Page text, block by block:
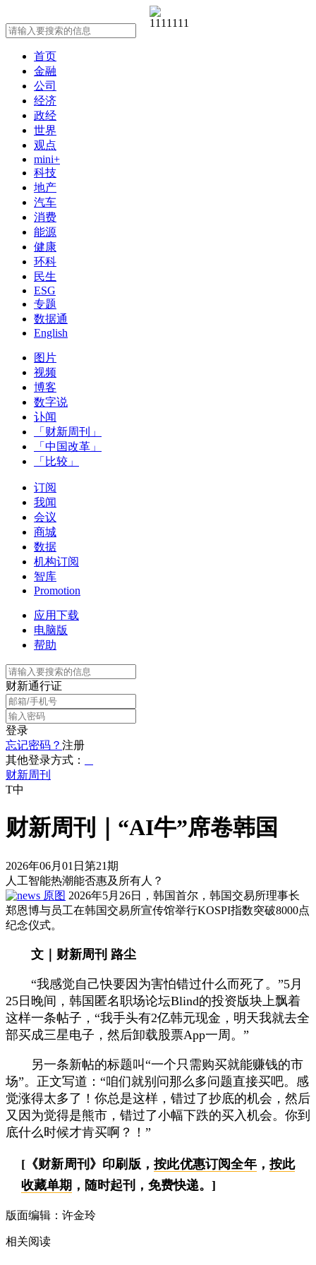
首页
金融
公司
经济
政经
世界
观点
mini+
科技
地产
汽车
消费
能源
健康
环科
民生
ESG
专题
数据通
English
图片
视频
博客
数字说
讣闻
「财新周刊」
「中国改革」
「比较」
订阅
我闻
会议
商城
数据
机构订阅
智库
Promotion
应用下载
电脑版
帮助
财新通行证
登录
忘记密码？ 注册
其他登录方式：
财新周刊
T中
财新周刊｜“AI牛”席卷韩国
2026年06月01日第21期
人工智能热潮能否惠及所有人？
原图 2026年5月26日，韩国首尔，韩国交易所理事长
郑恩博与员工在韩国交易所宣传馆举行KOSPI指数突破8000点
纪念仪式。
文｜财新周刊 路尘
“我感觉自己快要因为害怕错过什么而死了。”5月
25日晚间，韩国匿名职场论坛Blind的投资版块上飘着
这样一条帖子，“我手头有2亿韩元现金，明天我就去全
部买成三星电子，然后卸载股票App一周。”
另一条新帖的标题叫“一个只需购买就能赚钱的市
场”。正文写道：“咱们就别问那么多问题直接买吧。感
觉涨得太多了！你总是这样，错过了抄底的机会，然后
又因为觉得是熊市，错过了小幅下跌的买入机会。你到
底什么时候才肯买啊？！”
[《财新周刊》印刷版，按此优惠订阅全年，按此
收藏单期 ，随时起刊，免费快递。]
版面编辑：许金玲
相关阅读